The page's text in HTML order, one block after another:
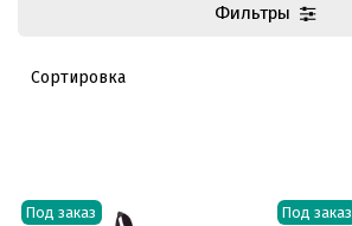
Фильтры
Под заказ Под заказ